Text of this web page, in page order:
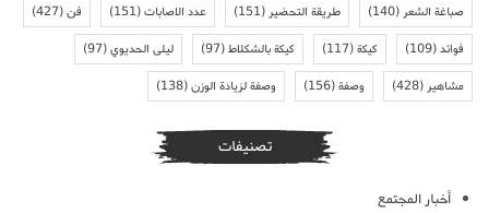
صباغة الشعر(140) طريقة التحضير(151) عدد الاصابات(151) فن(427)
فوائد(109) كيكة(117) كيكة بالشكلاط(97) ليلى الحديوي(97)
مشاهير(428) وصفة(156) وصفة لزيادة الوزن(138)
تصنيفات
أخبار المجتمع